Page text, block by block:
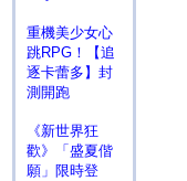
重機美少女心
跳RPG！【追
逐卡蕾多】封
測開跑
《新世界狂
歡》「盛夏偕
願」限時登